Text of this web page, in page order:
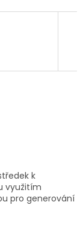
k
využitím
pro generování